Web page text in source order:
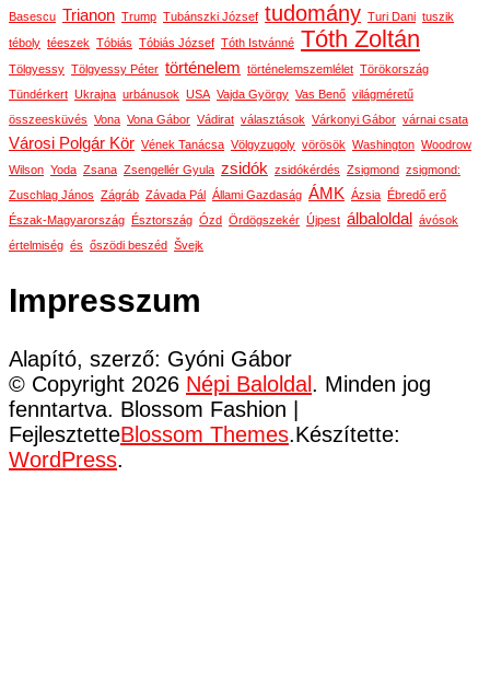
Basescu Trianon Trump Tubánszki József tudomány Turi Dani tuszik
téboly téeszek Tóbiás Tóbiás József Tóth Istvánné Tóth Zoltán
Tölgyessy Tölgyessy Péter történelem történelemszemlélet Törökország
Tündérkert Ukrajna urbánusok USA Vajda György Vas Benő világméretű
összeesküvés Vona Vona Gábor Vádirat választások Várkonyi Gábor várnai csata
Városi Polgár Kör Vének Tanácsa Völgyzugoly vörösök Washington Woodrow
Wilson Yoda Zsana Zsengellér Gyula zsidók zsidókérdés Zsigmond zsigmond:
Zuschlag János Zágráb Závada Pál Állami Gazdaság ÁMK Ázsia Ébredő erő
Észak-Magyarország Észtország Ózd Ördögszekér Újpest álbaloldal
ávósok
értelmiség és őszödi beszéd Švejk
Impresszum
Alapító, szerző: Gyóni Gábor
© Copyright 2026 Népi Baloldal . Minden jog
fenntartva. Blossom Fashion |
FejlesztetteBlossom Themes.Készítette:
WordPress.